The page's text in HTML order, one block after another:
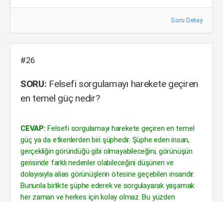
Soru Detay
#26
SORU: Felsefi sorgulamayı harekete geçiren
en temel güç nedir?
CEVAP: Felsefi sorgulamayı harekete geçiren en temel
güç ya da etkenlerden biri şüphedir. Şüphe eden insan,
gerçekliğin göründüğü gibi olmayabileceğini, görünüşün
gerisinde farklı nedenler olabileceğini düşünen ve
dolayısıyla alias görünüşlerin ötesine geçebilen insandır.
Bununla birlikte şüphe ederek ve sorgulayarak yaşamak
her zaman ve herkes için kolay olmaz. Bu yüzden